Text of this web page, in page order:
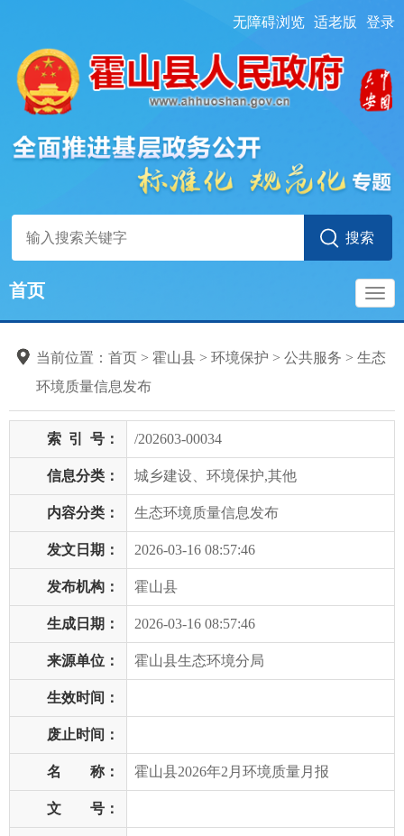
无障碍浏览 适老版 登录
首页
当前位置： 首页 > 霍山县 > 环境保护 > 公共服务 > 生态
环境质量信息发布
索 引 号： /202603-00034
信息分类： 城乡建设、环境保护,其他
内容分类： 生态环境质量信息发布
发文日期： 2026-03-16 08:57:46
发布机构： 霍山县
生成日期： 2026-03-16 08:57:46
来源单位： 霍山县生态环境分局
生效时间：
废止时间：
名 称： 霍山县2026年2月环境质量月报
文 号：